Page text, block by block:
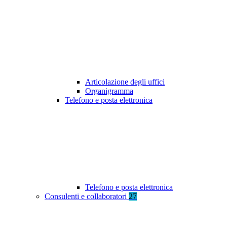
Articolazione degli uffici
Organigramma
Telefono e posta elettronica
Telefono e posta elettronica
Consulenti e collaboratori 27